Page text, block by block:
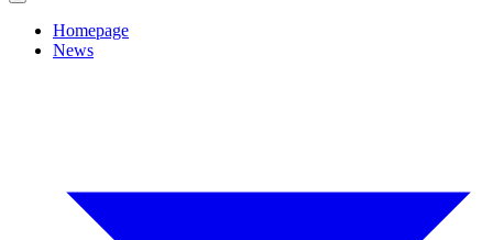
Homepage
News